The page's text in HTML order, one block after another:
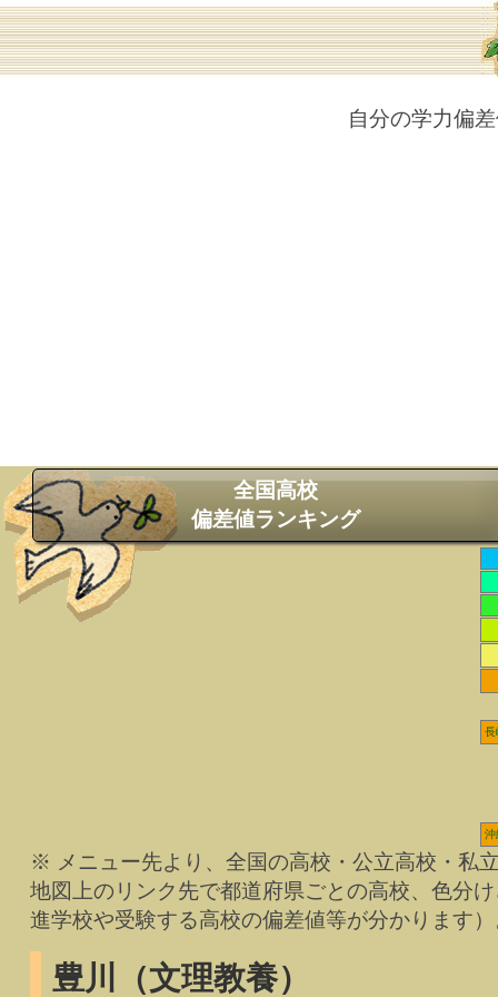
自分の学力偏
全国高校
偏差値ランキング
長
沖
※ メニュー先より、全国の高校・公立高校・私
地図上のリンク先で都道府県ごとの高校、色分
進学校や受験する高校の偏差値等が分かります
豊川（文理教養）